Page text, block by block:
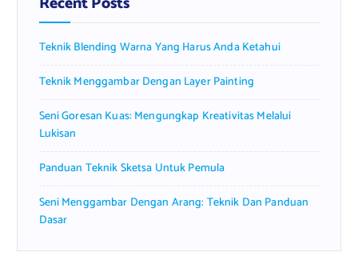
o
:Teknik Blending Warna Yang Harus Anda Ketahui
Teknik Menggambar Dengan Layer Painting
Seni Goresan Kuas: Mengungkap Kreativitas Melalui
Lukisan
Panduan Teknik Sketsa Untuk Pemula
Seni Menggambar Dengan Arang: Teknik Dan Panduan
Dasar